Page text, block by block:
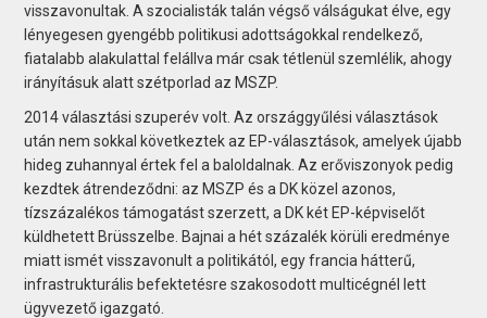
visszavonultak. A szocialisták talán végső válságukat élve, egy
lényegesen gyengébb politikusi adottságokkal rendelkező,
fiatalabb alakulattal felállva már csak tétlenül szemlélik, ahogy
irányításuk alatt szétporlad az MSZP.
2014 választási szuperév volt. Az országgyűlési választások
után nem sokkal következtek az EP-választások, amelyek újabb
hideg zuhannyal értek fel a baloldalnak. Az erőviszonyok pedig
kezdtek átrendeződni: az MSZP és a DK közel azonos,
tízszázalékos támogatást szerzett, a DK két EP-képviselőt
küldhetett Brüsszelbe. Bajnai a hét százalék körüli eredménye
miatt ismét visszavonult a politikától, egy francia hátterű,
infrastrukturális befektetésre szakosodott multicégnél lett
ügyvezető igazgató.